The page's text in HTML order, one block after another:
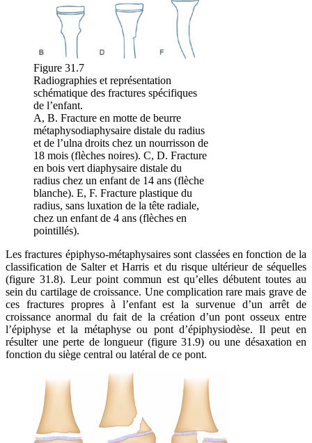
Figure 31.7
Radiographies et représentation
schématique des fractures spécifiques
de l’enfant.
A, B. Fracture en motte de beurre
métaphysodiaphysaire distale du radius
et de l’ulna droits chez un nourrisson de
18 mois (flèches noires). C, D. Fracture
en bois vert diaphysaire distale du
radius chez un enfant de 14 ans (flèche
blanche). E, F. Fracture plastique du
radius, sans luxation de la tête radiale,
chez un enfant de 4 ans (flèches en
pointillés).
Les fractures épiphyso-métaphysaires sont classées en fonction de la
classification de Salter et Harris et du risque ultérieur de séquelles
(figure 31.8). Leur point commun est qu’elles débutent toutes au
sein du cartilage de croissance. Une complication rare mais grave de
ces fractures propres à l’enfant est la survenue d’un arrêt de
croissance anormal du fait de la création d’un pont osseux entre
l’épiphyse et la métaphyse ou pont d’épiphysiodèse. Il peut en
résulter une perte de longueur (figure 31.9) ou une désaxation en
fonction du siège central ou latéral de ce pont.